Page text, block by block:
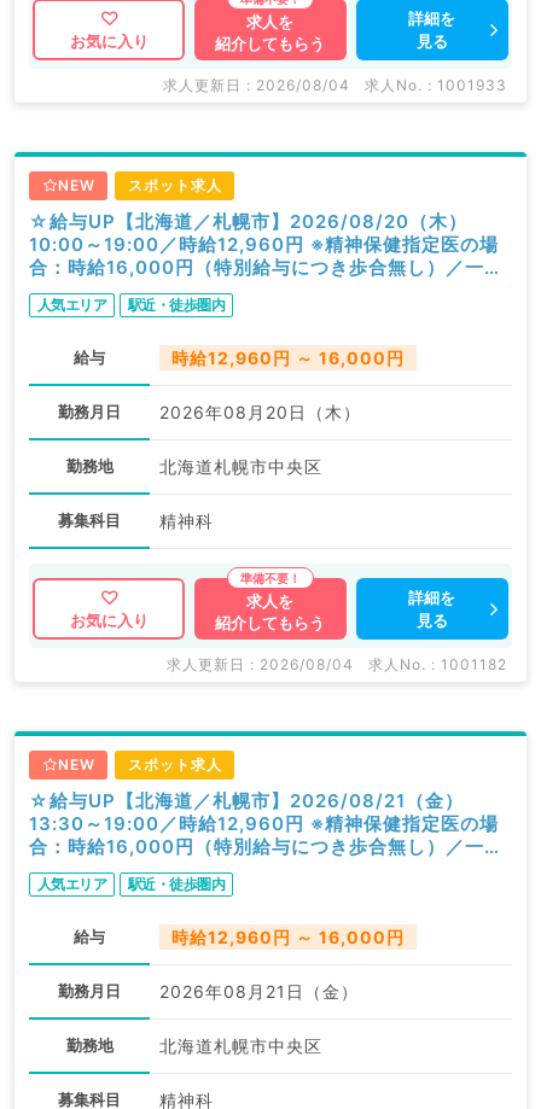
お気に入り
求人を
紹介してもらう
詳細を
見る
求人更新日 : 2026/08/04 求人No. : 1001933
NEW スポット求人
☆給与UP【北海道／札幌市】2026/08/20（木）
10:00～19:00／時給12,960円 ※精神保健指定医の場
合：時給16,000円（特別給与につき歩合無し）／一般
外来／精神科
人気エリア 駅近・徒歩圏内
給与 時給12,960円 ～ 16,000円
勤務月日 2026年08月20日（木）
勤務地 北海道札幌市中央区
募集科目 精神科
お気に入り
求人を
紹介してもらう
詳細を
見る
求人更新日 : 2026/08/04 求人No. : 1001182
NEW スポット求人
☆給与UP【北海道／札幌市】2026/08/21（金）
13:30～19:00／時給12,960円 ※精神保健指定医の場
合：時給16,000円（特別給与につき歩合無し）／一般
外来／精神科
人気エリア 駅近・徒歩圏内
給与 時給12,960円 ～ 16,000円
勤務月日 2026年08月21日（金）
勤務地 北海道札幌市中央区
募集科目 精神科